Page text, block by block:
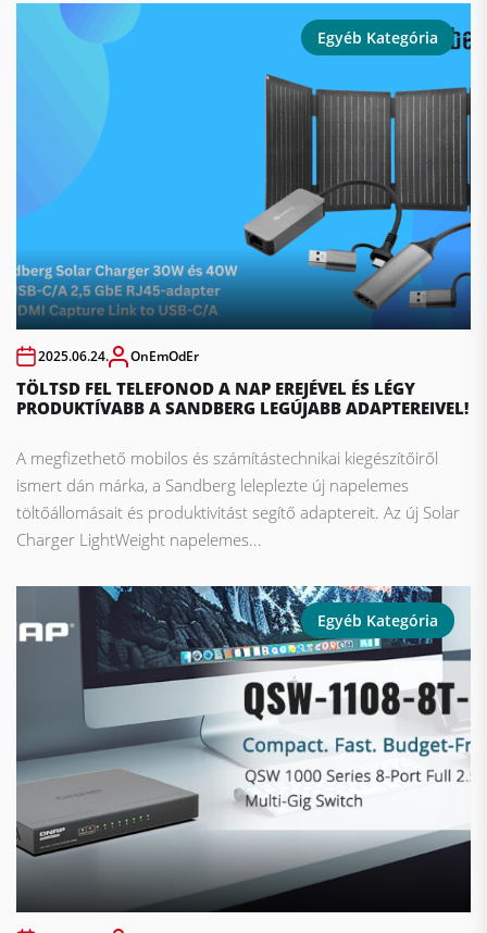
Egyéb Kategória
2025.06.24. OnEmOdEr
TÖLTSD FEL TELEFONOD A NAP EREJÉVEL ÉS LÉGY
PRODUKTÍVABB A SANDBERG LEGÚJABB ADAPTEREIVEL!
A megfizethető mobilos és számítástechnikai kiegészítőiről
ismert dán márka, a Sandberg leleplezte új napelemes
töltőállomásait és produktivitást segítő adaptereit. Az új Solar
Charger LightWeight napelemes...
Egyéb Kategória